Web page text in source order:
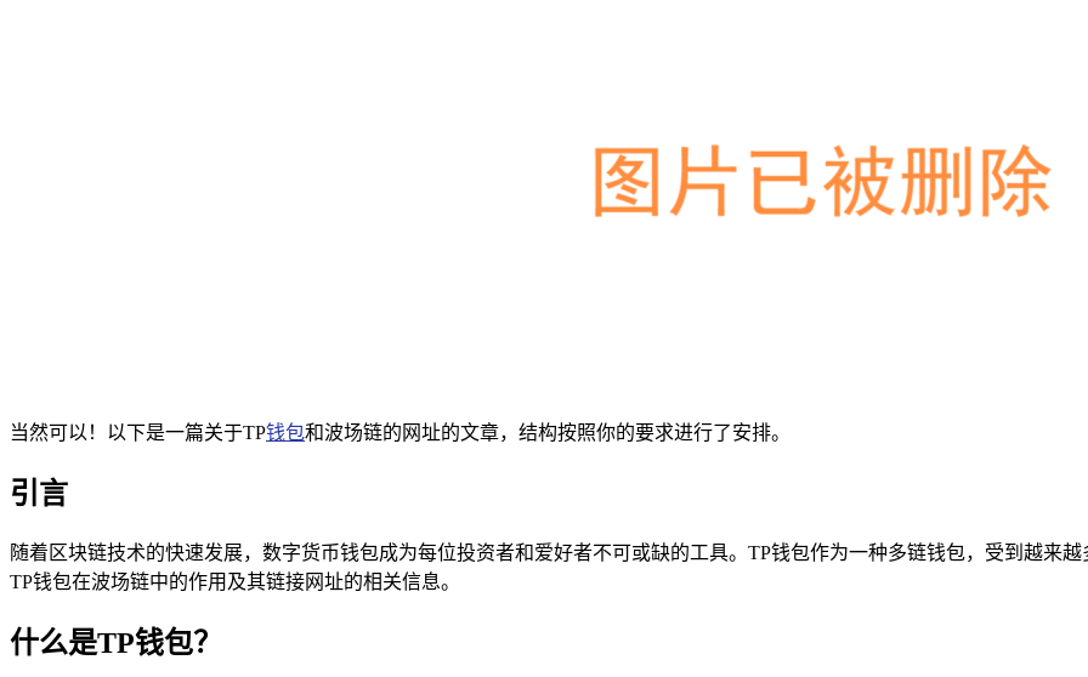
当然可以！以下是一篇关于TP钱包和波场链的网址的文章，结构按照你的要求进行了安排。
引言
随着区块链技术的快速发展，数字货币钱包成为每位投资者和爱好者不可或缺的工具。TP钱包作为一种多链钱包，受到越来
TP钱包在波场链中的作用及其链接网址的相关信息。
什么是TP钱包？